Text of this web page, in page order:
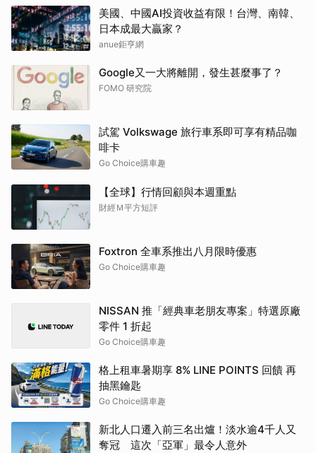
美國、中國AI投資收益有限！台灣、南韓、
日本成最大贏家？
anue鉅亨網
Google又一大將離開，發生甚麼事了？
FOMO 研究院
試駕 Volkswage 旅行車系即可享有精品咖
啡卡
Go Choice購車趣
【全球】行情回顧與本週重點
財經Ｍ平方短評
Foxtron 全車系推出八月限時優惠
Go Choice購車趣
NISSAN 推「經典車老朋友專案」特選原廠
零件 1 折起
Go Choice購車趣
格上租車暑期享 8% LINE POINTS 回饋 再
抽黑鑰匙
Go Choice購車趣
新北人口遷入前三名出爐！淡水逾4千人又
奪冠 這次「亞軍」最令人意外